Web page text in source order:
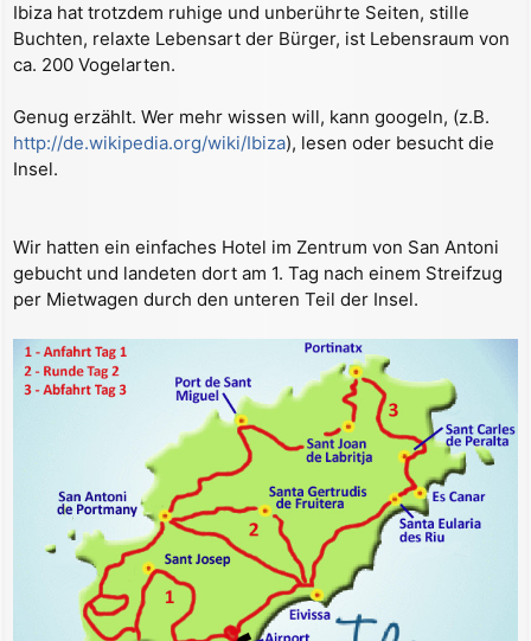
Ibiza hat trotzdem ruhige und unberührte Seiten, stille
Buchten, relaxte Lebensart der Bürger, ist Lebensraum von
ca. 200 Vogelarten.
Genug erzählt. Wer mehr wissen will, kann googeln, (z.B.
http://de.wikipedia.org/wiki/Ibiza), lesen oder besucht die
Insel.
Wir hatten ein einfaches Hotel im Zentrum von San Antoni
gebucht und landeten dort am 1. Tag nach einem Streifzug
per Mietwagen durch den unteren Teil der Insel.